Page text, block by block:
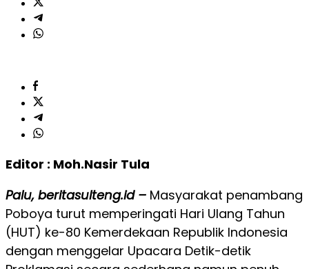
Editor : Moh.Nasir Tula
Palu, beritasulteng.id – Masyarakat penambang
Poboya turut memperingati Hari Ulang Tahun
(HUT) ke-80 Kemerdekaan Republik Indonesia
dengan menggelar Upacara Detik-detik